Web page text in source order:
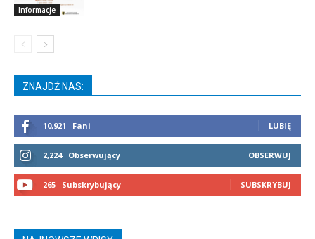
Informacje
ZNAJDŹ NAS:
10,921 Fani LUBIĘ
2,224 Obserwujący OBSERWUJ
265 Subskrybujący SUBSKRYBUJ